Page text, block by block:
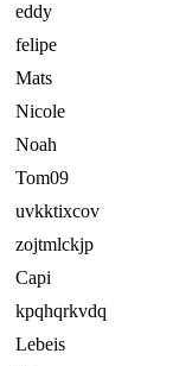
eddy
felipe
Mats
Nicole
Noah
Tom09
uvkktixcov
zojtmlckjp
Capi
kpqhqrkvdq
Lebeis